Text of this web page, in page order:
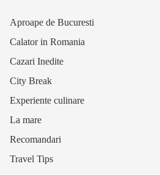
Aproape de Bucuresti
Calator in Romania
Cazari Inedite
City Break
Experiente culinare
La mare
Recomandari
Travel Tips